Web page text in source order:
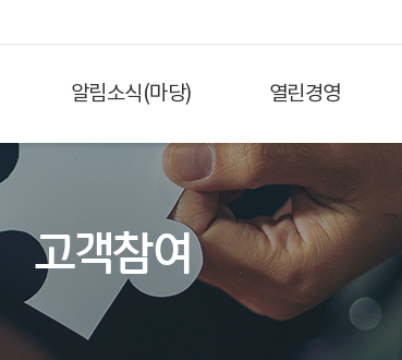
알림소식(마당) 열린경영
고객참여